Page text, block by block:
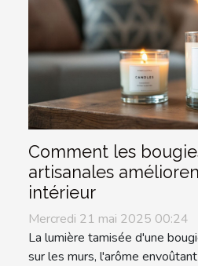
Comment les
artisanales
intérieur
Mercredi 21 mai 2025 00:24
La lumière tamisée d'une
sur les murs, l'arôme